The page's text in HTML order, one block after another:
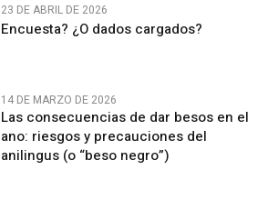
23 DE ABRIL DE 2026
Encuesta? ¿O dados cargados?
14 DE MARZO DE 2026
Las consecuencias de dar besos en el
ano: riesgos y precauciones del
anilingus (o “beso negro”)